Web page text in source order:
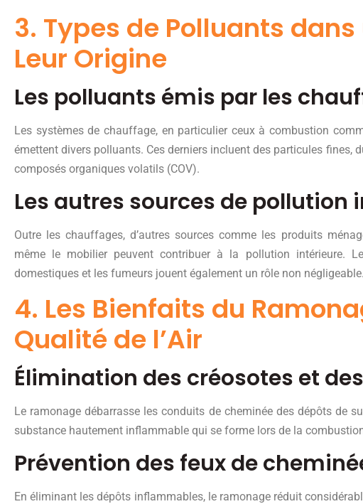
3. Types de Polluants
Leur Origine
Les polluants émis par les
Les systèmes de chauffage, en particulier ceux à combustion
émettent divers polluants. Ces derniers incluent des particules fines,
composés organiques volatils (COV).
Les autres sources de pollution
Outre les chauffages, d’autres sources comme les produits
même le mobilier peuvent contribuer à la pollution intérieure.
domestiques et les fumeurs jouent également un rôle non négligeable.
4. Les Bienfaits du
Qualité de l’Air
Élimination des créosotes et
Le ramonage débarrasse les conduits de cheminée des dépôts de
substance hautement inflammable qui se forme lors de la
Prévention des feux de
En éliminant les dépôts inflammables, le ramonage réduit